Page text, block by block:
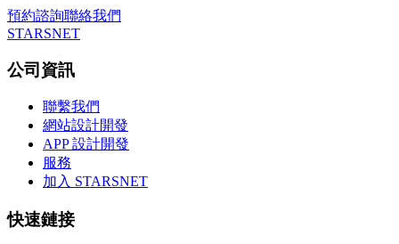
預約諮詢聯絡我們
STARSNET
公司資訊
聯繫我們
網站設計開發
APP 設計開發
服務
加入 STARSNET
快速鏈接